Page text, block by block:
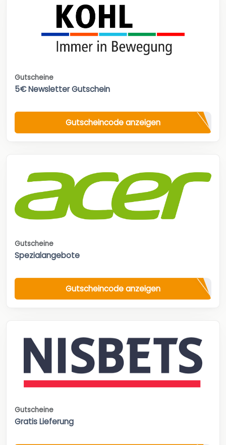
Gutscheine
5€ Newsletter Gutschein
Gutscheincode anzeigen
Gutscheine
Spezialangebote
Gutscheincode anzeigen
Gutscheine
Gratis Lieferung